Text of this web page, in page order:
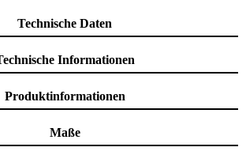
Technische Daten
Informationen
Produktinformationen
Maße